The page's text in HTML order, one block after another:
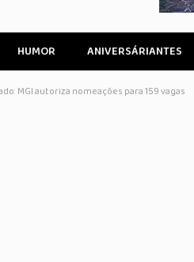
HUMOR ANIVERSÁRIANTES
MGI autoriza nomeações para 159 vagas